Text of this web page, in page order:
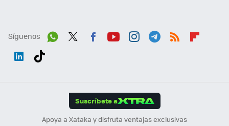
Síguenos
Suscríbete a
Apoya a Xataka y disfruta ventajas exclusivas